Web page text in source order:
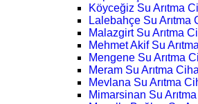
Köyceğiz Su Arıtma
Lalebahçe Su Arıtma
Malazgirt Su Arıtma
Mehmet Akif Su
Mengene Su Arıtma
Meram Su Arıtma
Mevlana Su Arıtma
Mimarsinan Su Arıtma